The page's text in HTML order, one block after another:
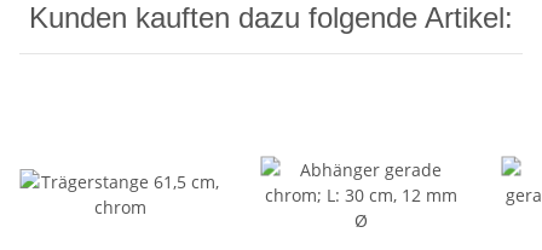
Kunden kauften dazu folgende Artikel: